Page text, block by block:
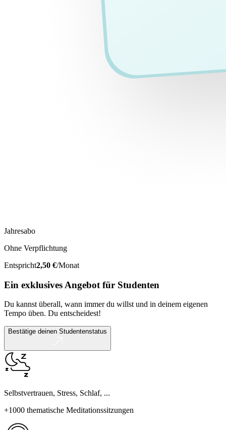
Jahresabo
Ohne Verpflichtung
Entspricht2,50 €/Monat
Ein exklusives Angebot für Studenten
Du kannst überall, wann immer du willst und in deinem eigenen
Tempo üben. Du entscheidest!
Bestätige deinen Studentenstatus
Selbstvertrauen, Stress, Schlaf, ...
+1000 thematische Meditationssitzungen